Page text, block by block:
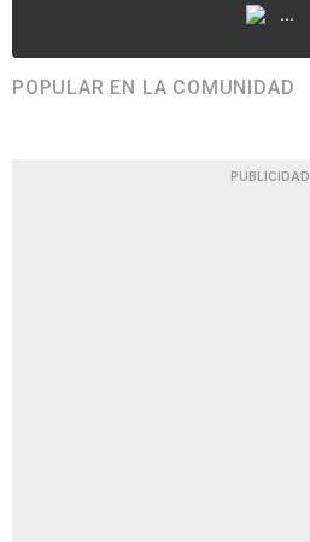
...
POPULAR EN LA COMUNIDAD
PUBLICIDAD